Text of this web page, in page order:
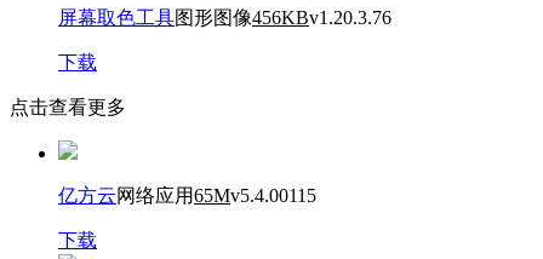
屏幕取色工具图形图像456KBv1.20.3.76
下载
点击查看更多
亿方云网络应用65Mv5.4.00115
下载